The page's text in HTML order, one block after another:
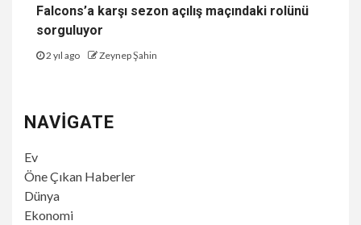
Falcons’a karşı sezon açılış maçındaki rolünü
sorguluyor
2 yıl ago Zeynep Şahin
NAVIGATE
Ev
Öne Çıkan Haberler
Dünya
Ekonomi